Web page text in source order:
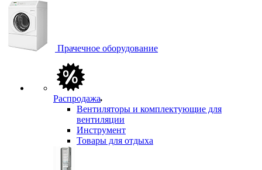
Прачечное оборудование
Распродажа
Вентиляторы и комплектующие для
вентиляции
Инструмент
Товары для отдыха